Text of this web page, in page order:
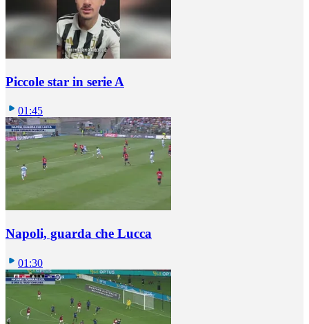
Piccole star in serie A
01:45
Napoli, guarda che Lucca
01:30